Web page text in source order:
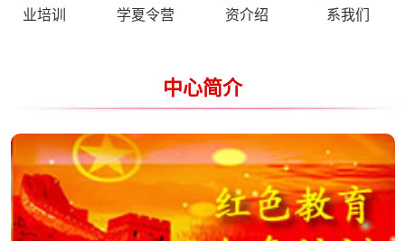
业培训 学夏令营 资介绍 系我们
中心简介